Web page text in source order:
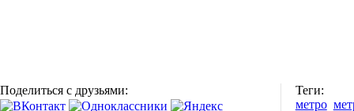
Поделиться с друзьями:
Теги:
метро